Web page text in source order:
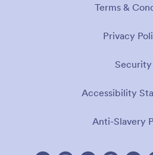
Terms &
Privacy
Security
Accessibility
Anti-Slavery